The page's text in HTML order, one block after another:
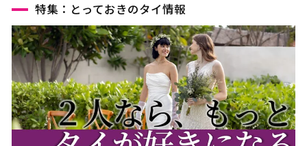
特集：とっておきのタイ情報